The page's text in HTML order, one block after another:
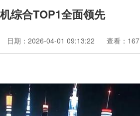
综合TOP1全面领先
日期：2026-04-01 09:13:22 查看：167